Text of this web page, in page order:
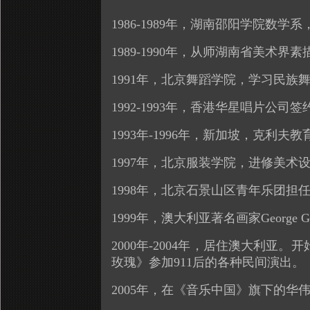
1986-1989年，湖南邵阳学院数学系
1989-1990年，从师湖南省美术界素
1991年，北京舞蹈学院，学习民族
1992-1993年，香港华星唱片公司
1993年-1996年，新加坡，克利夫教
1997年，北京服装学院，进修美术
1998年，北京石景山区青年乐团担
1999年，澳大利亚著名画家George
2000年-2004年，居住澳大利亚。
玫瑰》参加911后的各种民间演出。
2005年，在《音乐中国》旗下的华